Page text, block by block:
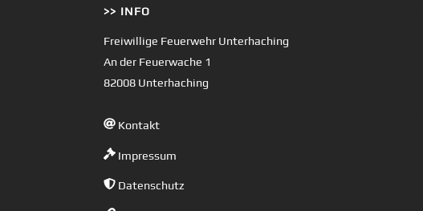
>> INFO
Freiwillige Feuerwehr Unterhaching
An der Feuerwache 1
82008 Unterhaching
Kontakt
Impressum
Datenschutz